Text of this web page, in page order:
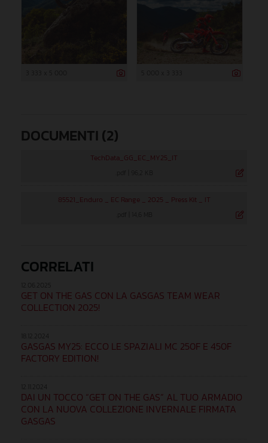
DOCUMENTI (2)
TechData_GG_EC_MY25_IT
85521_Enduro _ EC Range _ 2025 _ Press Kit _ IT
CORRELATI
GET ON THE GAS CON LA GASGAS TEAM WEAR
COLLECTION 2025!
GASGAS MY25: ECCO LE SPAZIALI MC 250F E 450F
FACTORY EDITION!
DAI UN TOCCO “GET ON THE GAS” AL TUO ARMADIO
CON LA NUOVA COLLEZIONE INVERNALE FIRMATA
GASGAS